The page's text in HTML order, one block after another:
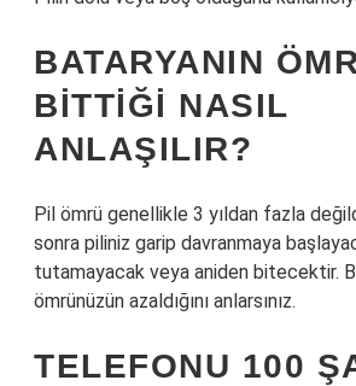
BATARYANIN
BITTIĞI NASIL
ANLAŞILIR?
Pil ömrü genellikle 3 yıldan fazla
sonra piliniz garip davranmaya
tutamayacak veya aniden bitecektir.
ömrünüzün azaldığını anlarsınız.
TELEFONU 100